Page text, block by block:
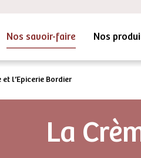
Nos savoir-faire Nos
et l’Epicerie Bordier
La